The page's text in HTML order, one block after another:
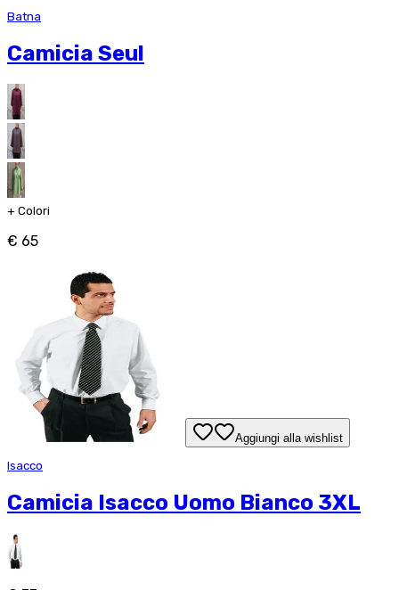
Batna
Camicia Seul
+ Colori
€ 65
Aggiungi alla wishlist
Isacco
Camicia Isacco Uomo Bianco 3XL